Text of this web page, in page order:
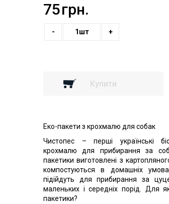
75грн.
- 1шт +
Купити
Еко-пакети з крохмалю для собак
Чистопес – перші українські
крохмалю для прибирання за
пакетики виготовлені з
компостуються в домашніх
підійдуть для прибирання за
маленьких і середніх порід. Для
пакетики?